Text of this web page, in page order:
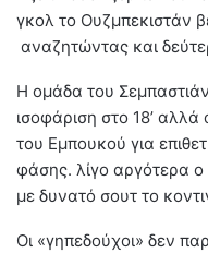
γκολ το Ουζμπεκιστάν
αναζητώντας και
Η ομάδα του
ισοφάριση στο 18’
του Εμπουκού για
φάσης. λίγο αργότερα
με δυνατό σουτ το
Οι «γηπεδούχοι» δεν